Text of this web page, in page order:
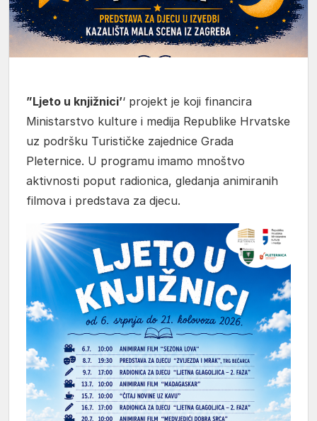
”Ljeto u knjižnici’‘ projekt je koji financira
Ministarstvo kulture i medija Republike Hrvatske
uz podršku Turističke zajednice Grada
Pleternice. U programu imamo mnoštvo
aktivnosti poput radionica, gledanja animiranih
filmova i predstava za djecu.